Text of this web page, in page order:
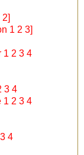
1 2 3]
1 2 3 4
3 4
1 2 3 4
4